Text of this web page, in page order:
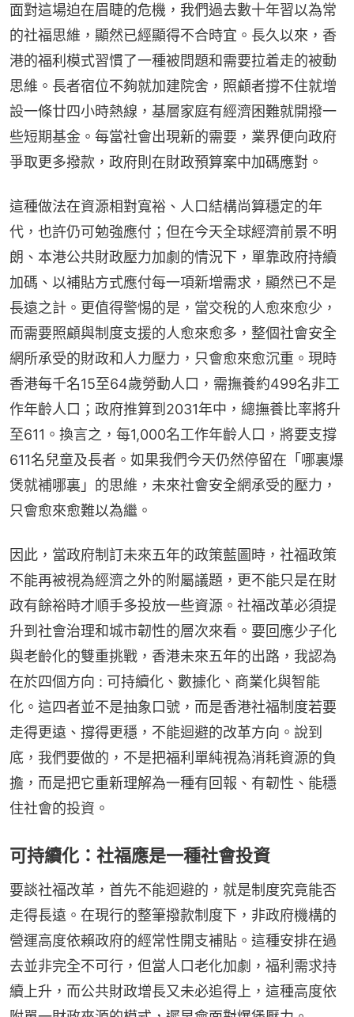
面對這場迫在眉睫的危機，我們過去數十年習以為常
的社福思維，顯然已經顯得不合時宜。長久以來，香
港的福利模式習慣了一種被問題和需要拉着走的被動
思維。長者宿位不夠就加建院舍，照顧者撐不住就增
設一條廿四小時熱線，基層家庭有經濟困難就開撥一
些短期基金。每當社會出現新的需要，業界便向政府
爭取更多撥款，政府則在財政預算案中加碼應對。
這種做法在資源相對寬裕、人口結構尚算穩定的年
代，也許仍可勉強應付；但在今天全球經濟前景不明
朗、本港公共財政壓力加劇的情況下，單靠政府持續
加碼、以補貼方式應付每一項新增需求，顯然已不是
長遠之計。更值得警惕的是，當交稅的人愈來愈少，
而需要照顧與制度支援的人愈來愈多，整個社會安全
網所承受的財政和人力壓力，只會愈來愈沉重。現時
香港每千名15至64歲勞動人口，需撫養約499名非工
作年齡人口；政府推算到2031年中，總撫養比率將升
至611。換言之，每1,000名工作年齡人口，將要支撐
611名兒童及長者。如果我們今天仍然停留在「哪裏爆
煲就補哪裏」的思維，未來社會安全網承受的壓力，
只會愈來愈難以為繼。
因此，當政府制訂未來五年的政策藍圖時，社福政策
不能再被視為經濟之外的附屬議題，更不能只是在財
政有餘裕時才順手多投放一些資源。社福改革必須提
升到社會治理和城市韌性的層次來看。要回應少子化
與老齡化的雙重挑戰，香港未來五年的出路，我認為
在於四個方向 : 可持續化、數據化、商業化與智能
化。這四者並不是抽象口號，而是香港社福制度若要
走得更遠、撐得更穩，不能迴避的改革方向。說到
底，我們要做的，不是把福利單純視為消耗資源的負
擔，而是把它重新理解為一種有回報、有韌性、能穩
住社會的投資。
可持續化：社福應是一種社會投資
要談社福改革，首先不能迴避的，就是制度究竟能否
走得長遠。在現行的整筆撥款制度下，非政府機構的
營運高度依賴政府的經常性開支補貼。這種安排在過
去並非完全不可行，但當人口老化加劇，福利需求持
續上升，而公共財政增長又未必追得上，這種高度依